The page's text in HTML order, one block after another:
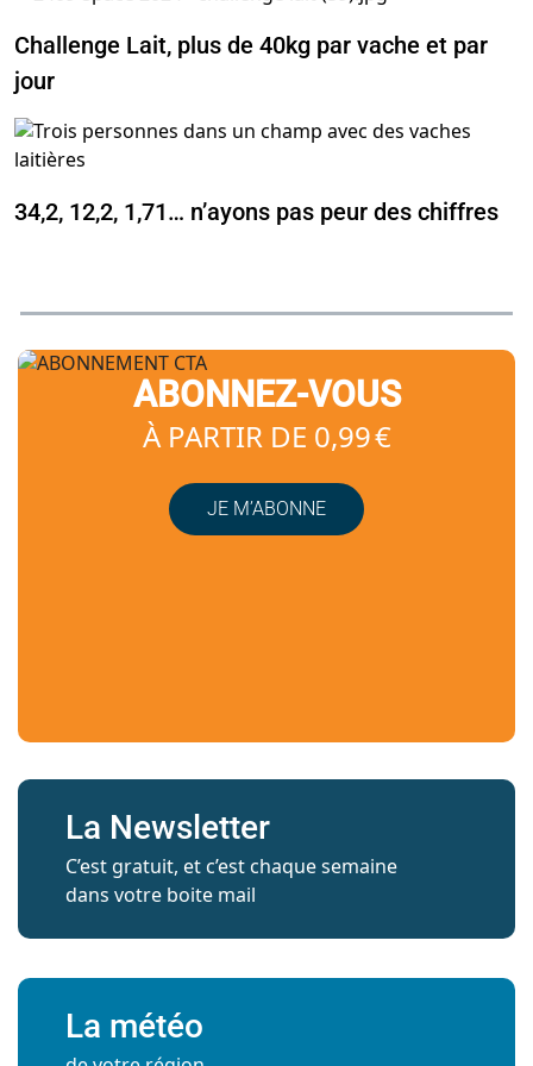
Challenge Lait, plus de 40kg par vache et par
jour
34,2, 12,2, 1,71… n’ayons pas peur des chiffres
ABONNEZ-VOUS
À PARTIR DE 0,99 €
JE M’ABONNE
La Newsletter
C’est gratuit, et c’est chaque semaine
dans votre boite mail
La météo